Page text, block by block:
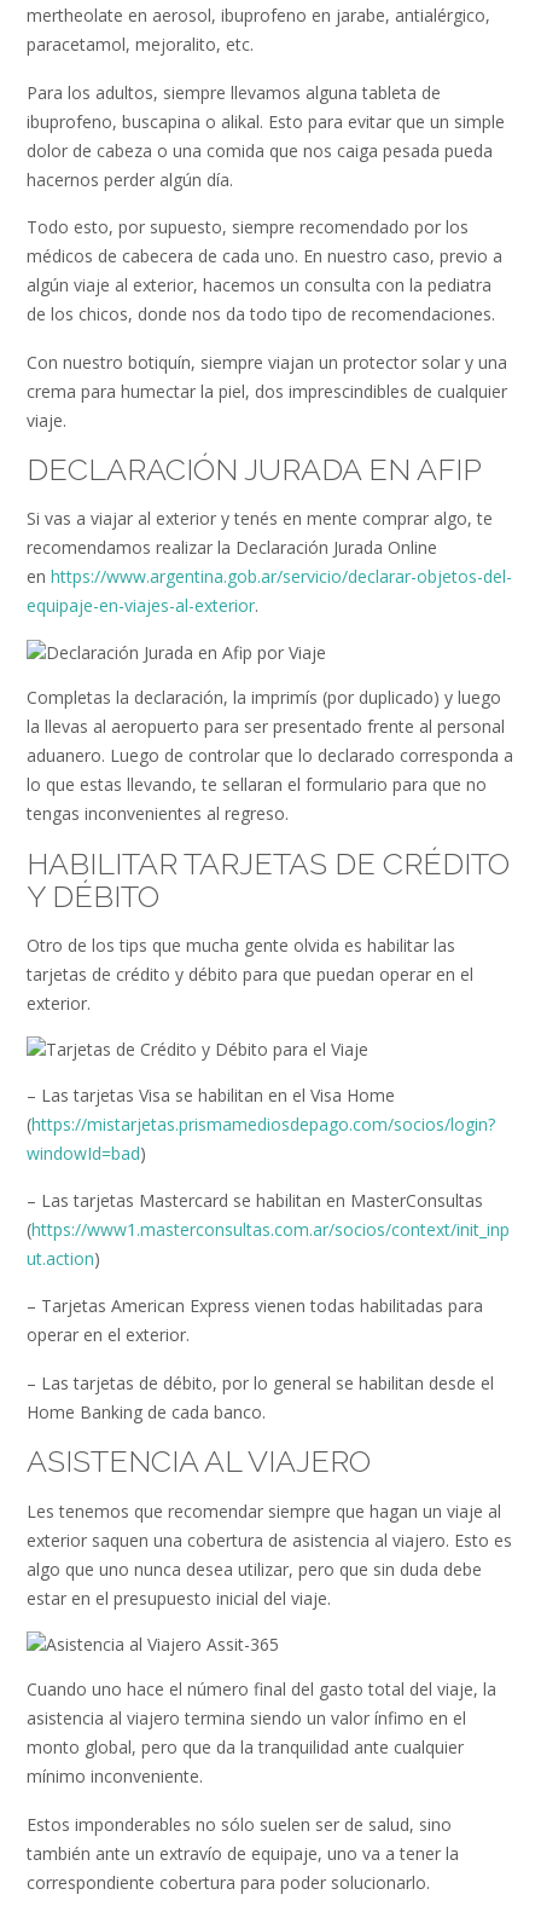
mertheolate en aerosol, ibuprofeno en jarabe, antialérgico,
paracetamol, mejoralito, etc.
Para los adultos, siempre llevamos alguna tableta de
ibuprofeno, buscapina o alikal. Esto para evitar que un simple
dolor de cabeza o una comida que nos caiga pesada pueda
hacernos perder algún día.
Todo esto, por supuesto, siempre recomendado por los
médicos de cabecera de cada uno. En nuestro caso, previo a
algún viaje al exterior, hacemos un consulta con la pediatra
de los chicos, donde nos da todo tipo de recomendaciones.
Con nuestro botiquín, siempre viajan un protector solar y una
crema para humectar la piel, dos imprescindibles de cualquier
viaje.
DECLARACIÓN JURADA EN AFIP
Si vas a viajar al exterior y tenés en mente comprar algo, te
recomendamos realizar la Declaración Jurada Online
en https://www.argentina.gob.ar/servicio/declarar-objetos-del-
equipaje-en-viajes-al-exterior.
Completas la declaración, la imprimís (por duplicado) y luego
la llevas al aeropuerto para ser presentado frente al personal
aduanero. Luego de controlar que lo declarado corresponda a
lo que estas llevando, te sellaran el formulario para que no
tengas inconvenientes al regreso.
HABILITAR TARJETAS DE CRÉDITO
Y DÉBITO
Otro de los tips que mucha gente olvida es habilitar las
tarjetas de crédito y débito para que puedan operar en el
exterior.
– Las tarjetas Visa se habilitan en el Visa Home
(https://mistarjetas.prismamediosdepago.com/socios/login?
windowId=bad)
– Las tarjetas Mastercard se habilitan en MasterConsultas
(https://www1.masterconsultas.com.ar/socios/context/init_inp
ut.action)
– Tarjetas American Express vienen todas habilitadas para
operar en el exterior.
– Las tarjetas de débito, por lo general se habilitan desde el
Home Banking de cada banco.
ASISTENCIA AL VIAJERO
Les tenemos que recomendar siempre que hagan un viaje al
exterior saquen una cobertura de asistencia al viajero. Esto es
algo que uno nunca desea utilizar, pero que sin duda debe
estar en el presupuesto inicial del viaje.
Cuando uno hace el número final del gasto total del viaje, la
asistencia al viajero termina siendo un valor ínfimo en el
monto global, pero que da la tranquilidad ante cualquier
mínimo inconveniente.
Estos imponderables no sólo suelen ser de salud, sino
también ante un extravío de equipaje, uno va a tener la
correspondiente cobertura para poder solucionarlo.